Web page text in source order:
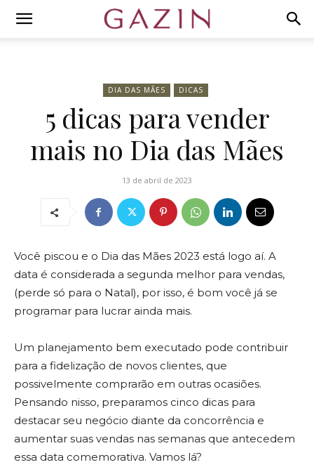
DIA DAS MÃES DICAS
5 dicas para vender
mais no Dia das Mães
13 de abril de 2023
Você piscou e o Dia das Mães 2023 está logo aí. A
data é considerada a segunda melhor para vendas,
(perde só para o Natal), por isso, é bom você já se
programar para lucrar ainda mais.
Um planejamento bem executado pode contribuir
para a fidelização de novos clientes, que
possivelmente comprarão em outras ocasiões.
Pensando nisso, preparamos cinco dicas para
destacar seu negócio diante da concorrência e
aumentar suas vendas nas semanas que antecedem
essa data comemorativa. Vamos lá?